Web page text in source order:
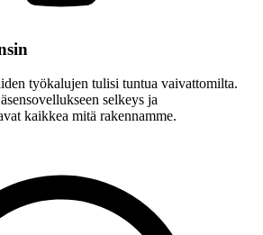
työkalujen tulisi tuntua vaivattomilta.
selkeys ja
kaikkea mitä rakennamme.